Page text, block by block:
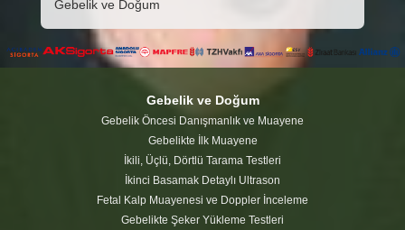
Gebelik ve Doğum
Gebelik ve Doğum
Gebelik Öncesi Danışmanlık ve Muayene
Gebelikte İlk Muayene
İkili, Üçlü, Dörtlü Tarama Testleri
İkinci Basamak Detaylı Ultrason
Fetal Kalp Muayenesi ve Doppler İnceleme
Gebelikte Şeker Yükleme Testleri